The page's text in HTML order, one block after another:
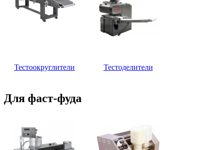
Тестоокруглители Тестоделители
Для фаст-фуда